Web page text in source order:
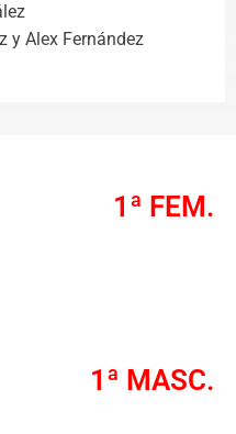
y Alex Fernández
1ª FEM.
1ª MASC.